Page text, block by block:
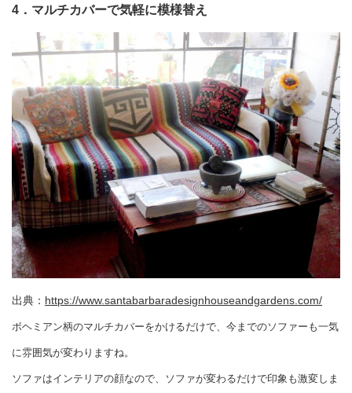
4．マルチカバーで気軽に模様替え
出典： https://www.santabarbaradesignhouseandgardens.com/
ボヘミアン柄のマルチカバーをかけるだけで、今までのソファーも一気
に雰囲気が変わりますね。
ソファはインテリアの顔なので、ソファが変わるだけで印象も激変しま